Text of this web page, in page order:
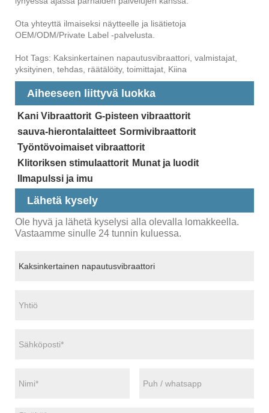
Ota yhteyttä ilmaiseksi näytteelle ja lisätietoja
OEM/ODM/Private Label -palvelusta.
Hot Tags: Kaksinkertainen napautusvibraattori, valmistajat,
yksityinen, tehdas, räätälöity, toimittajat, Kiina
Aiheeseen liittyvä luokka
Kani Vibraattorit G-pisteen vibraattorit
sauva-hierontalaitteet Sormivibraattorit
Työntövoimaiset vibraattorit
Klitoriksen stimulaattorit Munat ja luodit
Ilmapulssi ja imu
Lähetä kysely
Ole hyvä ja lähetä kyselysi alla olevalla lomakkeella.
Vastaamme sinulle 24 tunnin kuluessa.